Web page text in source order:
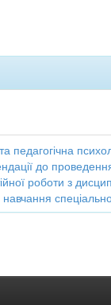
педагогічна
до
роботи з